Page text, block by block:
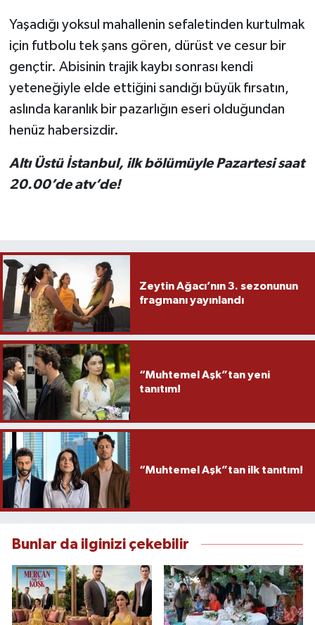
Yaşadığı yoksul mahallenin sefaletinden kurtulmak
için futbolu tek şans gören, dürüst ve cesur bir
gençtir. Abisinin trajik kaybı sonrası kendi
yeteneğiyle elde ettiğini sandığı büyük fırsatın,
aslında karanlık bir pazarlığın eseri olduğundan
henüz habersizdir.
Altı Üstü İstanbul, ilk bölümüyle Pazartesi saat
20.00’de atv’de!
Zeytin Ağacı’nın 3. sezonunun
fragmanı yayınlandı
“Muhtemel Aşk”tan yeni
tanıtım!
“Muhtemel Aşk”tan ilk tanıtım!
Bunlar da ilginizi çekebilir